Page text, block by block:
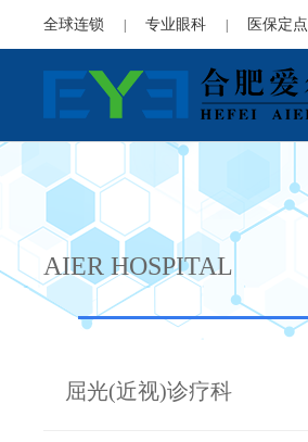
全球连锁 | 专业眼科 | 医保定点
AIER HOSPITAL
屈光(近视)诊疗科